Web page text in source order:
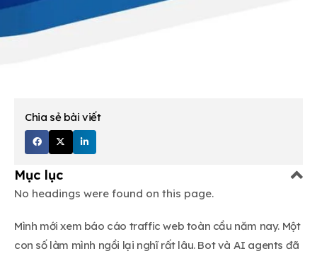
Chia sẻ bài viết
Mục lục
No headings were found on this page.
Mình mới xem báo cáo traffic web toàn cầu năm nay. Một
con số làm mình ngồi lại nghĩ rất lâu. Bot và AI agents đã